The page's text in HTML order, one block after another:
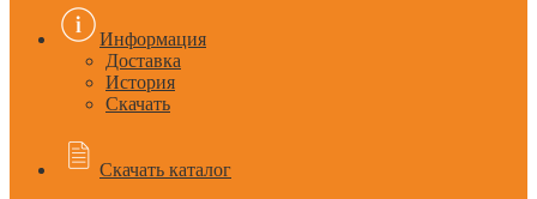
Информация
Доставка
История
Скачать
Скачать каталог